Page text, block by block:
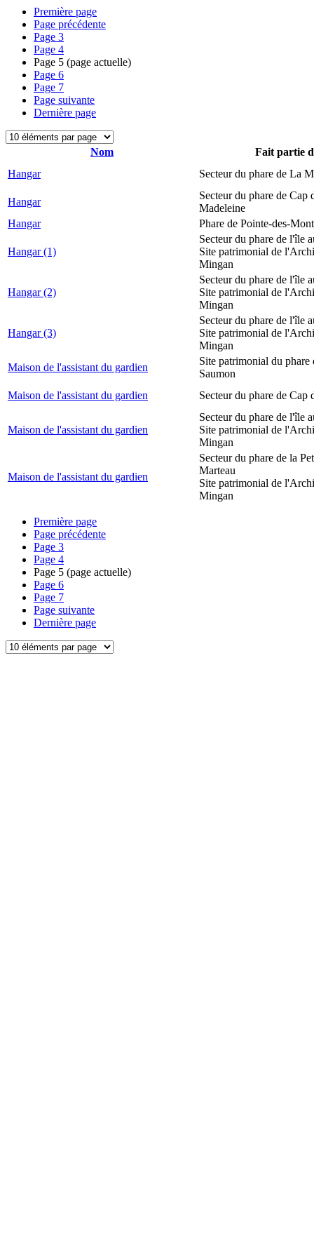
Première page
Page précédente
Page 3
Page 4
Page 5 (page actuelle)
Page 6
Page 7
Page suivante
Dernière page
Nom
Fait partie
Hangar
Secteur du phare de La
Hangar
Secteur du phare de Cap
Madeleine
Hangar
Phare de Pointe-des-
Hangar (1)
Secteur du phare de l'île
Site patrimonial de
Mingan
Hangar (2)
Secteur du phare de l'île
Site patrimonial de
Mingan
Hangar (3)
Secteur du phare de l'île
Site patrimonial de
Mingan
Maison de l'assistant du gardien
Site patrimonial du phare
Saumon
Maison de l'assistant du gardien
Secteur du phare de Cap
Maison de l'assistant du gardien
Secteur du phare de l'île
Site patrimonial de
Mingan
Maison de l'assistant du gardien
Secteur du phare de la
Marteau
Site patrimonial de
Mingan
Première page
Page précédente
Page 3
Page 4
Page 5 (page actuelle)
Page 6
Page 7
Page suivante
Dernière page